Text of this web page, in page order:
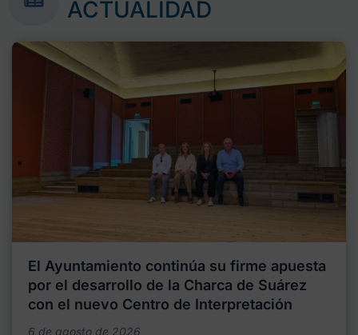
ACTUALIDAD
El Ayuntamiento continúa su firme apuesta
por el desarrollo de la Charca de Suárez
con el nuevo Centro de Interpretación
6 de agosto de 2026